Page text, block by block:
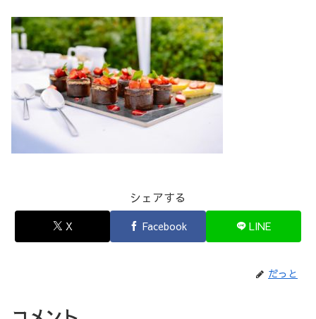
シェアする
X Facebook LINE
だっと